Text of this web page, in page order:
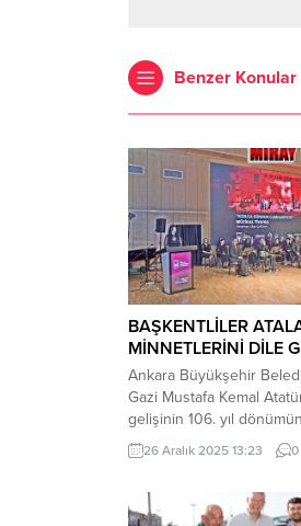
Benzer Konular
BAŞKENTLİLER
MİNNETLERİNİ DİLE
Ankara Büyükşehir
Gazi Mustafa Kemal
gelişinin 106. yıl
etkinliklerle kutluyor.
kapsamında ilk olarak
Kocatepe Kültür
26 Aralık 2025 13:23 0